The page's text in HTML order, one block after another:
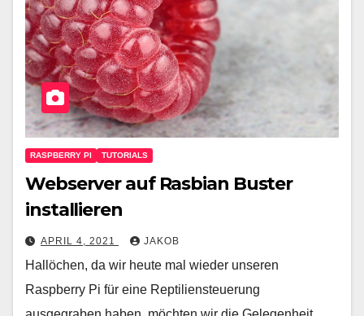
RASPBERRY PI TUTORIALS
Webserver auf Rasbian Buster
installieren
APRIL 4, 2021 JAKOB
Hallöchen, da wir heute mal wieder unseren
Raspberry Pi für eine Reptiliensteuerung